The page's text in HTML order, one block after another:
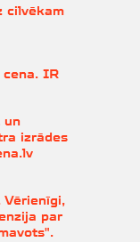
cilvēkam
cena. IR
un
izrādes
par